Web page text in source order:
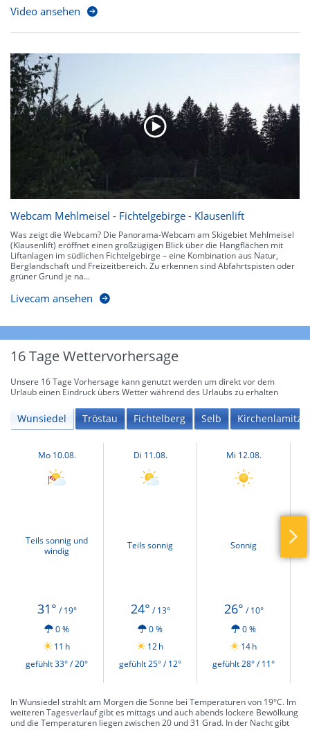
Video ansehen
Webcam Mehlmeisel - Fichtelgebirge - Klausenlift
Was zeigt die Webcam? Die Panorama-Webcam am Skigebiet Mehlmeisel
(Klausenlift) eröffnet einen großzügigen Blick über die Hangflächen mit
Liftanlagen im südlichen Fichtelgebirge – eine Kombination aus Natur,
Berglandschaft und Freizeitbereich. Zu erkennen sind Abfahrtspisten oder
grüner Grund je na...
Livecam ansehen
16 Tage Wettervorhersage
Unsere 16 Tage Vorhersage kann genutzt werden um direkt vor dem
Urlaub einen Eindruck übers Wetter während des Urlaubs zu erhalten
Wunsiedel Tröstau Fichtelberg Selb Kirchenlamitz
Mo 10.08.
Teils sonnig und
windig
31° / 19°
0 %
11 h
gefühlt 33° / 20°
Di 11.08.
Teils sonnig
24° / 13°
0 %
12 h
gefühlt 25° / 12°
Mi 12.08.
Sonnig
26° / 10°
0 %
14 h
gefühlt 28° / 11°
In Wunsiedel strahlt am Morgen die Sonne bei Temperaturen von 19°C. Im
weiteren Tagesverlauf gibt es mittags und auch abends lockere Bewölkung
und die Temperaturen liegen zwischen 20 und 31 Grad. In der Nacht gibt